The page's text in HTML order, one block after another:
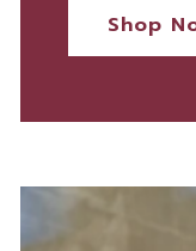
Shop